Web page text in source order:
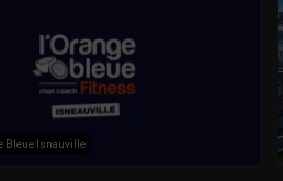
Bleue Isnauville